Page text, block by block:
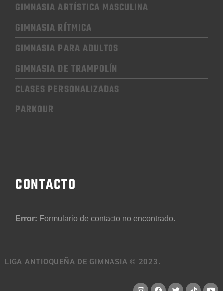
GIMNASIA ARTÍSTICA MASCULINA
GIMNASIA RÍTMICA
GIMNASIA PARA ADULTOS
GIMNASIA DE TRAMPOLÍN
CLASES PERSONALIZADAS
PARKOUR
CONTACTO
Error: Formulario de contacto no encontrado.
LIGA ANTIOQUEÑA DE GIMNASIA © 2023.